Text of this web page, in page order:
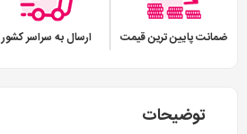
ضمانت پایین ترین قیمت ارسال به سراسر کشور
توضیحات